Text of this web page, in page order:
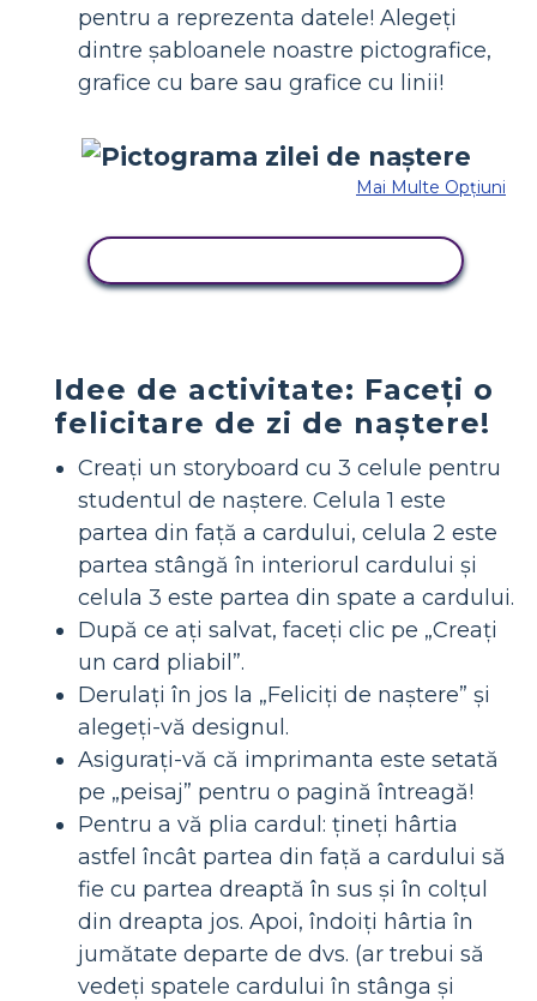
pentru a reprezenta datele! Alegeți
dintre șabloanele noastre pictografice,
grafice cu bare sau grafice cu linii!
Mai Multe Opțiuni
Idee de activitate: Faceți o
felicitare de zi de naștere!
Creați un storyboard cu 3 celule pentru
studentul de naștere. Celula 1 este
partea din față a cardului, celula 2 este
partea stângă în interiorul cardului și
celula 3 este partea din spate a cardului.
După ce ați salvat, faceți clic pe „Creați
un card pliabil”.
Derulați în jos la „Feliciți de naștere” și
alegeți-vă designul.
Asigurați-vă că imprimanta este setată
pe „peisaj” pentru o pagină întreagă!
Pentru a vă plia cardul: țineți hârtia
astfel încât partea din față a cardului să
fie cu partea dreaptă în sus și în colțul
din dreapta jos. Apoi, îndoiți hârtia în
jumătate departe de dvs. (ar trebui să
vedeți spatele cardului în stânga și